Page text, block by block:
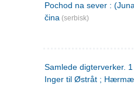
Pochod na sever :
čina (serbisk)
Samlede digterverker.
Inger til Østråt ;